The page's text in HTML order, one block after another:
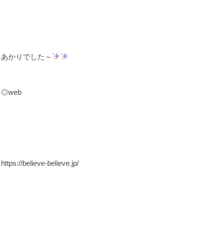
あかりでした～
◎web
https://believe-believe.jp/